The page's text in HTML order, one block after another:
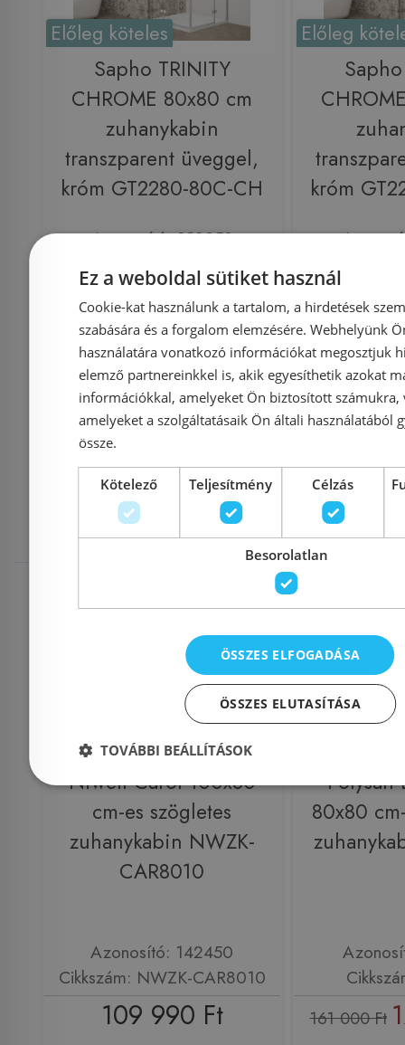
Előleg köteles
Sapho TRINITY
CHROME 80x80 cm
zuhanykabin
transzparent üveggel,
króm GT2280-80C-CH
Azonosító: 218959
329 000 Ft312 550 Ft
Kosárba
Előleg
króm
339 000 Ft
Mások
megnézték
Niwell Carol 100x80
cm-es szögletes
zuhanykabin NWZK-
CAR8010
Azonosító: 142450
Cikkszám: NWZK-CAR8010
109 990 Ft
Polysan
80x80
161 000 Ft
Ez a weboldal sütiket használ
Cookie-kat használunk a tartalom, a hirdetések
szabására és a forgalom elemzésére. Webhelyünk
használatára vonatkozó információkat megosztjuk
elemző partnereinkkel is, akik egyesíthetik azokat
információkkal, amelyeket Ön biztosított számukra,
amelyeket a szolgáltatásaik Ön általi használatából
össze.
Kötelező Teljesítmény Célzás
Besorolatlan
ÖSSZES ELFOGADÁSA
ÖSSZES ELUTASÍTÁSA
TOVÁBBI BEÁLLÍTÁSOK